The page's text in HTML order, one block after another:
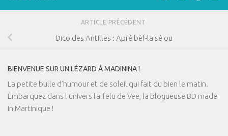
ARTICLE PRÉCÉDENT
Dico des Antilles : Apré bèf-la sé ou
BIENVENUE SUR UN LÉZARD À MADININA !
La petite bulle d’humour et de soleil qui fait du bien le matin.
Embarquez dans l'univers farfelu de Vee, la blogueuse BD made
in Martinique !